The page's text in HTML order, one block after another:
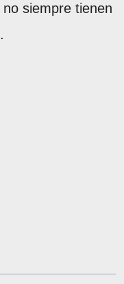
siempre tienen